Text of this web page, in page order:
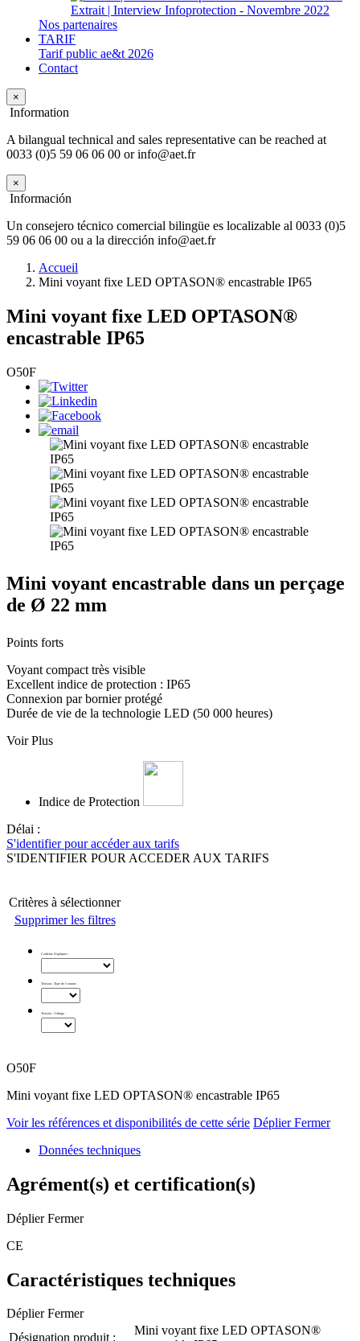
Extrait | Interview Infoprotection - Novembre 2022
Nos partenaires
TARIF
Tarif public ae&t 2026
Contact
×
Information
A bilangual technical and sales representative can be reached at
0033 (0)5 59 06 06 00 or info@aet.fr
×
Información
Un consejero técnico comercial bilingüe es localizable al 0033 (0)5
59 06 06 00 ou a la dirección info@aet.fr
Accueil
Mini voyant fixe LED OPTASON® encastrable IP65
Mini voyant fixe LED OPTASON®
encastrable IP65
O50F
Mini voyant encastrable dans un perçage
de Ø 22 mm
Points forts
Voyant compact très visible
Excellent indice de protection : IP65
Connexion par bornier protégé
Durée de vie de la technologie LED (50 000 heures)
Voir Plus
Indice de Protection
Délai :
S'identifier pour accéder aux tarifs
S'IDENTIFIER POUR ACCEDER AUX TARIFS
Critères à sélectionner
Supprimer les filtres
Couleurs d'optiques :
Tension - Type de Courant :
Tension - Voltage :
O50F
Mini voyant fixe LED OPTASON® encastrable IP65
Voir les références et disponibilités de cette série Déplier Fermer
Données techniques
Agrément(s) et certification(s)
Déplier Fermer
CE
Caractéristiques techniques
Déplier Fermer
Désignation produit :
Mini voyant fixe LED OPTASON®